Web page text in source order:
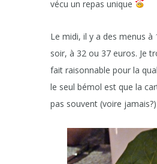
vécu un repas unique
Le midi, il y a des menus à
soir, à 32 ou 37 euros. Je
fait raisonnable pour la
le seul bémol est que la
pas souvent (voire